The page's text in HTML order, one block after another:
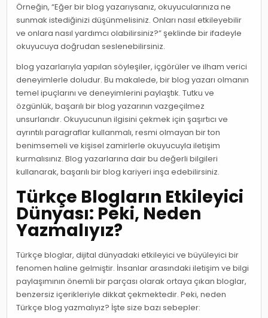
Örneğin, “Eğer bir blog yazarıysanız, okuyucularınıza ne
sunmak istediğinizi düşünmelisiniz. Onları nasıl etkileyebilir
ve onlara nasıl yardımcı olabilirsiniz?” şeklinde bir ifadeyle
okuyucuya doğrudan seslenebilirsiniz.
blog yazarlarıyla yapılan söyleşiler, içgörüler ve ilham verici
deneyimlerle doludur. Bu makalede, bir blog yazarı olmanın
temel ipuçlarını ve deneyimlerini paylaştık. Tutku ve
özgünlük, başarılı bir blog yazarının vazgeçilmez
unsurlarıdır. Okuyucunun ilgisini çekmek için şaşırtıcı ve
ayrıntılı paragraflar kullanmalı, resmi olmayan bir ton
benimsemeli ve kişisel zamirlerle okuyucuyla iletişim
kurmalısınız. Blog yazarlarına dair bu değerli bilgileri
kullanarak, başarılı bir blog kariyeri inşa edebilirsiniz.
Türkçe Blogların Etkileyici
Dünyası: Peki, Neden
Yazmalıyız?
Türkçe bloglar, dijital dünyadaki etkileyici ve büyüleyici bir
fenomen haline gelmiştir. İnsanlar arasındaki iletişim ve bilgi
paylaşımının önemli bir parçası olarak ortaya çıkan bloglar,
benzersiz içerikleriyle dikkat çekmektedir. Peki, neden
Türkçe blog yazmalıyız? İşte size bazı sebepler: